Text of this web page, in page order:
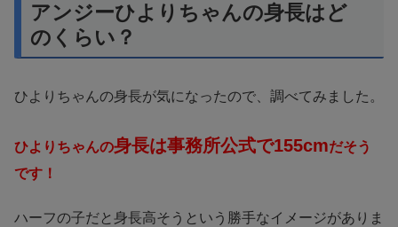
アンジーひよりちゃんの身長はど
のくらい？
ひよりちゃんの身長が気になったので、調べてみました。
ひよりちゃんの身長は事務所公式で155cmだそう
です！
ハーフの子だと身長高そうという勝手なイメージがありま